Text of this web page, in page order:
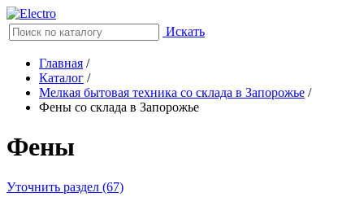
Искать
Главная /
Каталог /
Мелкая бытовая техника со склада в Запорожье /
Фены со склада в Запорожье
Фены
Уточнить раздел (67)